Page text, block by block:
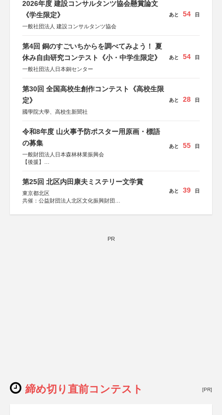
2026年度 建設コンサルタンツ協会懸賞論文
《学生限定》
一般社団法人 建設コンサルタンツ協会
あと 54 日
第4回 銅のすごいちからを調べてみよう！ 夏
休み自由研究コンテスト《小・中学生限定》
一般社団法人日本銅センター
あと 54 日
第30回 全国高校生創作コンテスト《高校生限
定》
國學院大學、高校生新聞社
あと 28 日
令和8年度 山火事予防ポスター用原画・標語
の募集
一般財団法人日本森林林業振興会
【後援】
会、森林火災対策協会
あと 55 日
第25回 北区内田康夫ミステリー文学賞
東京都北区
共催：公益財団法人北区文化振興財団
協賛：株式会社実業之日本社
あと 39 日
PR
締め切り直前コンテスト [PR]